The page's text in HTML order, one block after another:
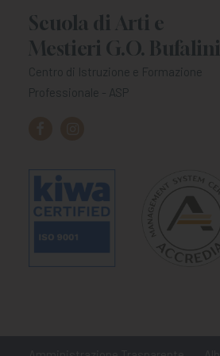
Scuola di Arti e
Mestieri G.O. Bufalini
Centro di Istruzione e Formazione
Professionale - ASP